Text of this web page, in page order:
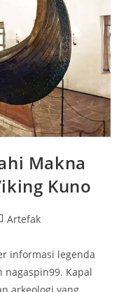
Makna
Kuno
Artefak
informasi legenda
nagaspin99. Kapal
arkeologi yang